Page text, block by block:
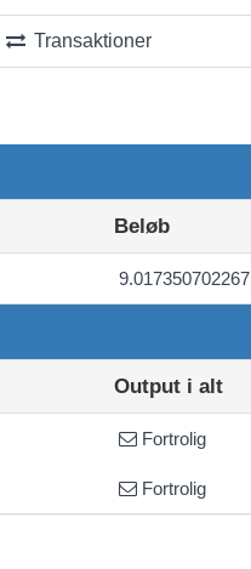
Transaktioner
Beløb
9.017350702267
Output i alt
Fortrolig
Fortrolig